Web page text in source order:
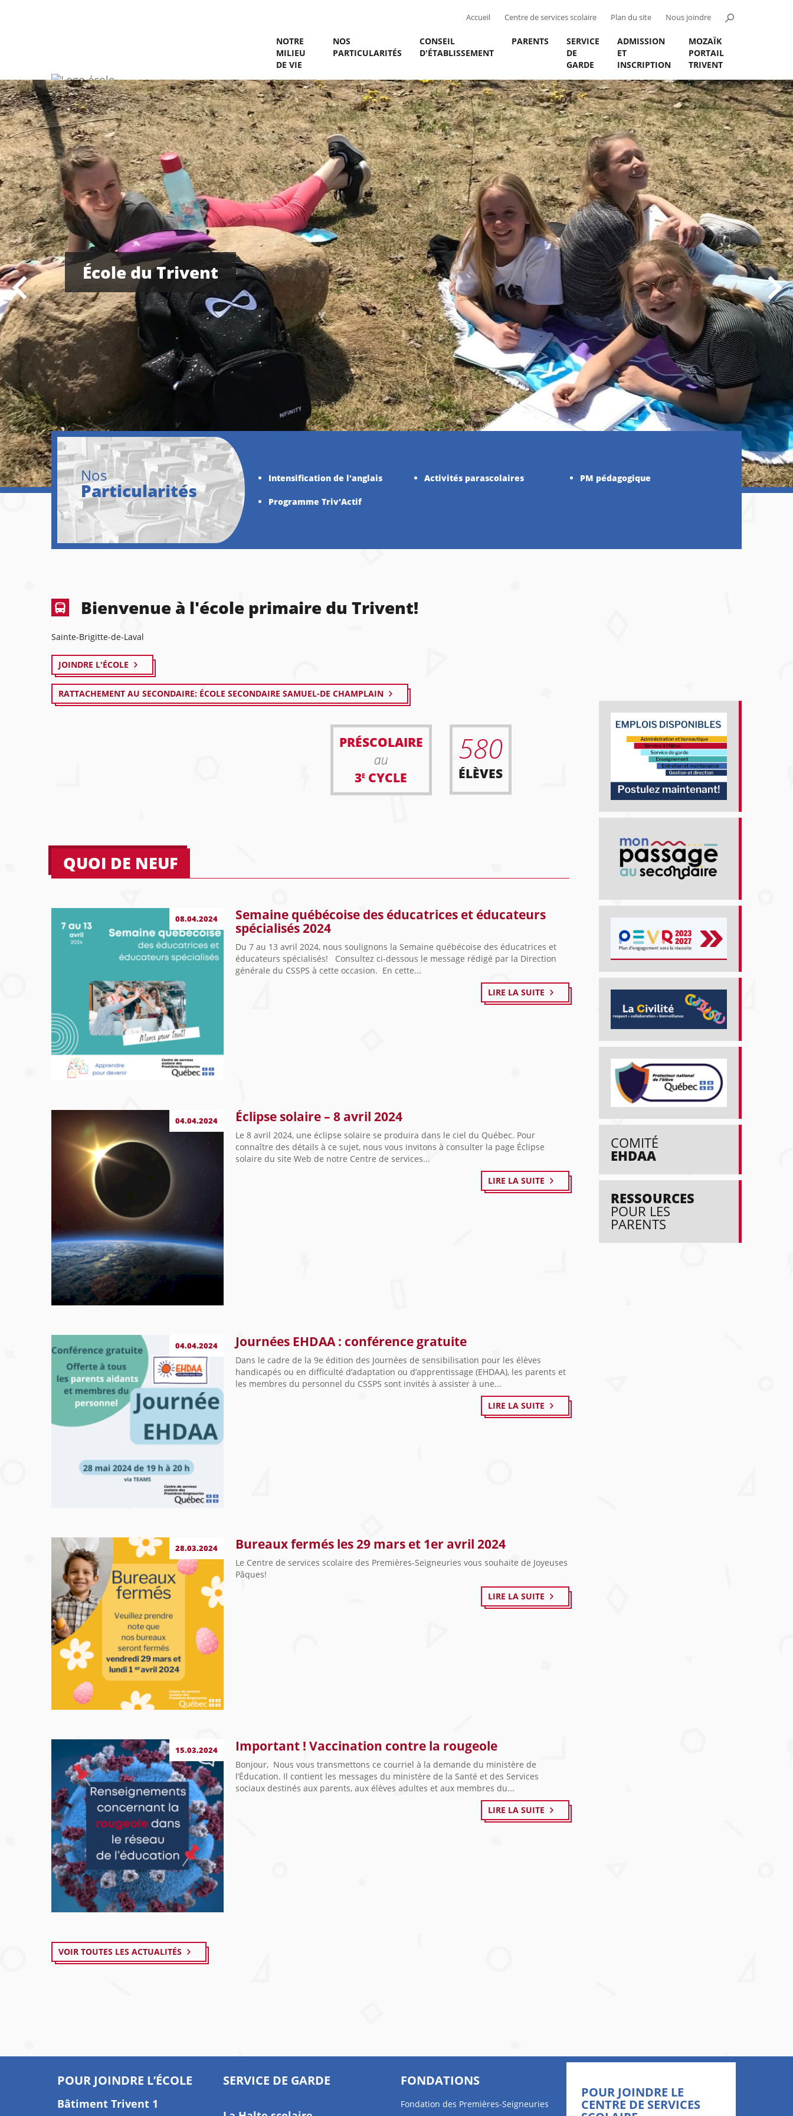
Accueil Centre de services scolaire Plan du site Nous joindre
NOTRE
MILIEU
DE VIE
NOS
PARTICULARITÉS
CONSEIL
D'ÉTABLISSEMENT
PARENTS
SERVICE
DE
GARDE
ADMISSION
ET
INSCRIPTION
MOZAÏK
PORTAIL
TRIVENT
École du Trivent
Veuillez prendre note que nous procédons actuellement à la mise
à jour des contenus de ce site Web.
École du Trivent
Nos
Particularités
Intensification de l'anglais Activités parascolaires PM pédagogique
Programme Triv'Actif
Bienvenue à l'école primaire du Trivent!
Sainte-Brigitte-de-Laval
JOINDRE L'ÉCOLE
RATTACHEMENT AU SECONDAIRE: ÉCOLE SECONDAIRE SAMUEL-DE CHAMPLAIN
580
ÉLÈVES
PRÉSCOLAIRE
au
3E CYCLE
COMITÉ
EHDAA
RESSOURCES
POUR LES
PARENTS
QUOI DE NEUF
08.04.2024
Semaine québécoise des éducatrices et éducateurs
spécialisés 2024
Du 7 au 13 avril 2024, nous soulignons la Semaine québécoise des éducatrices et
éducateurs spécialisés! Consultez ci-dessous le message rédigé par la Direction
générale du CSSPS à cette occasion. En cette...
LIRE LA SUITE
04.04.2024 Éclipse solaire – 8 avril 2024
Le 8 avril 2024, une éclipse solaire se produira dans le ciel du Québec. Pour
connaître des détails à ce sujet, nous vous invitons à consulter la page Éclipse
solaire du site Web de notre Centre de services...
LIRE LA SUITE
04.04.2024 Journées EHDAA : conférence gratuite
Dans le cadre de la 9e édition des Journées de sensibilisation pour les élèves
handicapés ou en difficulté d’adaptation ou d’apprentissage (EHDAA), les parents et
les membres du personnel du CSSPS sont invités à assister à une...
LIRE LA SUITE
28.03.2024 Bureaux fermés les 29 mars et 1er avril 2024
Le Centre de services scolaire des Premières-Seigneuries vous souhaite de Joyeuses
Pâques!
LIRE LA SUITE
15.03.2024 Important ! Vaccination contre la rougeole
Bonjour, Nous vous transmettons ce courriel à la demande du ministère de
l’Éducation. Il contient les messages du ministère de la Santé et des Services
sociaux destinés aux parents, aux élèves adultes et aux membres du...
LIRE LA SUITE
VOIR TOUTES LES ACTUALITÉS
POUR JOINDRE L’ÉCOLE
Bâtiment Trivent 1
SERVICE DE GARDE FONDATIONS
Fondation des Premières-Seigneuries
POUR JOINDRE LE
CENTRE DE SERVICES